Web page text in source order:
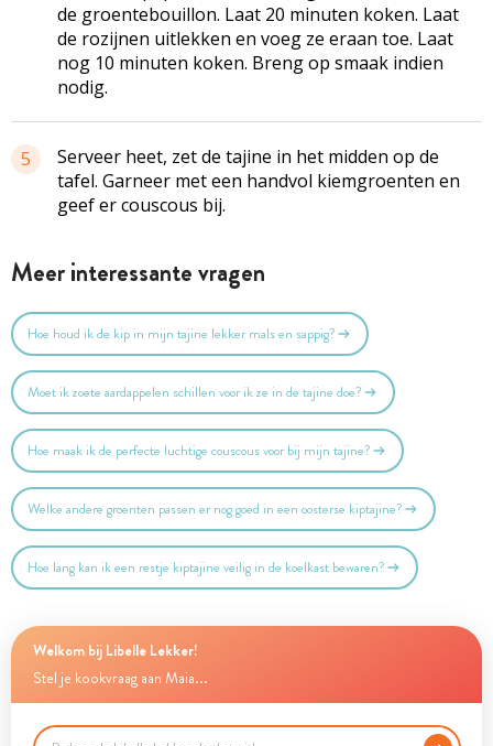
de groentebouillon. Laat 20 minuten koken. Laat
de rozijnen uitlekken en voeg ze eraan toe. Laat
nog 10 minuten koken. Breng op smaak indien
nodig.
5
Serveer heet, zet de tajine in het midden op de
tafel. Garneer met een handvol kiemgroenten en
geef er couscous bij.
Meer interessante vragen
Hoe houd ik de kip in mijn tajine lekker mals en sappig?
Moet ik zoete aardappelen schillen voor ik ze in de tajine doe?
Hoe maak ik de perfecte luchtige couscous voor bij mijn tajine?
Welke andere groenten passen er nog goed in een oosterse kiptajine?
Hoe lang kan ik een restje kiptajine veilig in de koelkast bewaren?
Welkom bij Libelle Lekker!
Stel je kookvraag aan Maia...